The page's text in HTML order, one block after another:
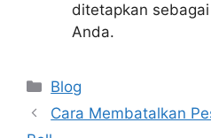
ditetapkan
Anda.
Categories
Blog
Cara Membatalkan